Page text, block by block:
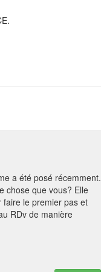
a été posé récemment.
chose que vous? Elle
faire le premier pas et
RDv de manière